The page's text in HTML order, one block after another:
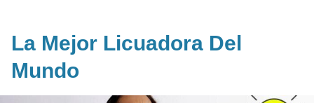
La Mejor Licuadora Del
Mundo